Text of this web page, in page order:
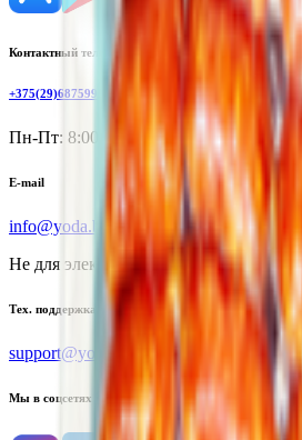
Контактный телефон
+375(29)6875999
Пн-Пт: 8:00 - 17:00
E-mail
info@yoda.by
Не для электронных обращений
Тех. поддержка
support@yoda.by
Мы в соцсетях